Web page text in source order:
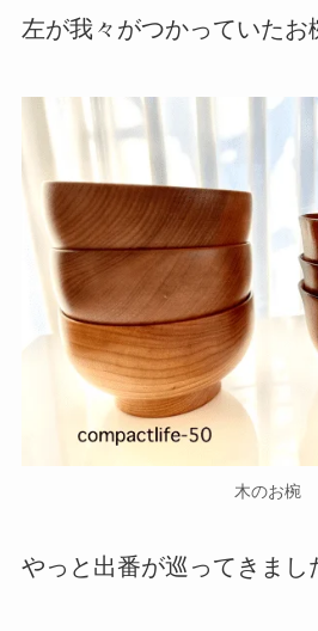
左が我々がつかっていたお
木のお椀
やっと出番が巡ってきまし